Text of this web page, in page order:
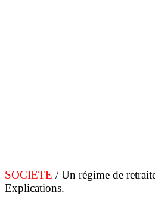
SOCIETE / Un régime de
Explications.